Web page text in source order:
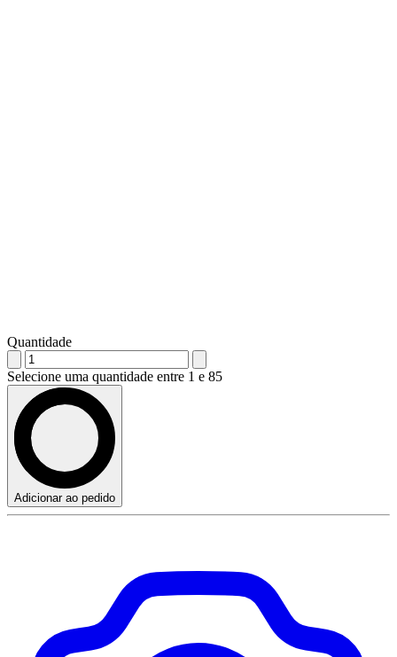
Quantidade
Selecione uma quantidade entre 1 e 85
Adicionar ao pedido